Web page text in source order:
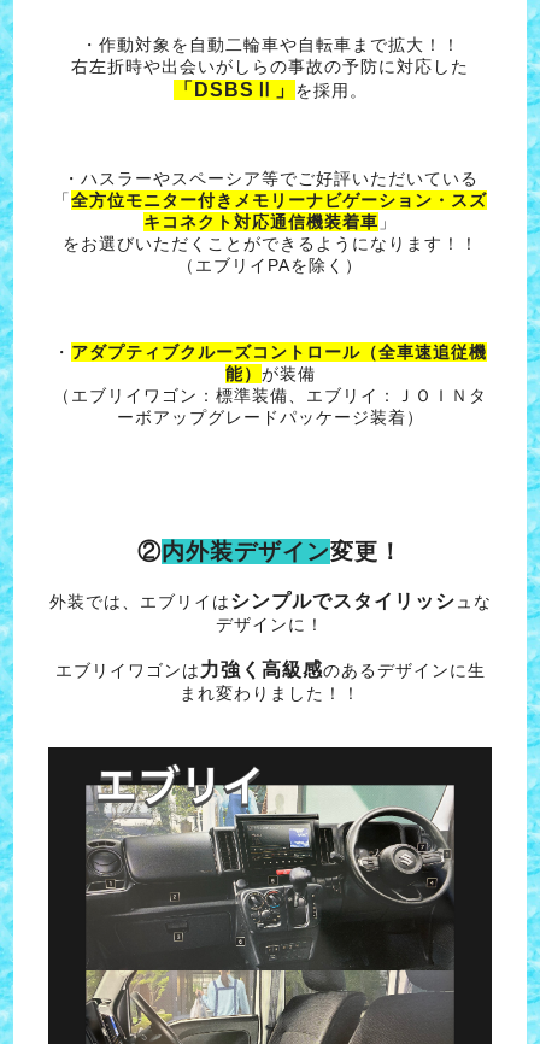
・作動対象を自動二輪車や自転車まで拡大！！
右左折時や出会いがしらの事故の予防に対応した
「DSBSⅡ」 を採用。
・ハスラーやスペーシア等でご好評いただいている
「全方位モニター付きメモリーナビゲーション・スズ
キコネクト対応通信機装着車 」
をお選びいただくことができるようになります！！
（エブリイPAを除く）
・ アダプティブクルーズコントロール（全車速追従機
能） が装備
（エブリイワゴン：標準装備、エブリイ：ＪＯＩＮタ
ーボアップグレードパッケージ装着）
②内外装デザイン変更！
外装では、エブリイはシンプルでスタイリッシ ュな
デザインに！
エブリイワゴンは力強く高級感のあるデザインに生
まれ変わりました！！